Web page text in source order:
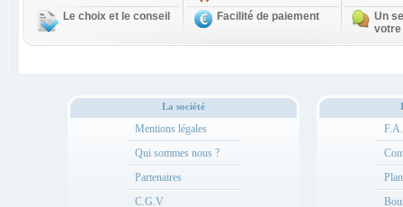
Le choix et le conseil Facilité de paiement
Un
votre
La société
Mentions légales
Qui sommes nous ?
Partenaires
C.G.V